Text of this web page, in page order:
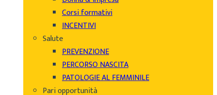
Corsi formativi
INCENTIVI
Salute
PREVENZIONE
PERCORSO NASCITA
PATOLOGIE AL FEMMINILE
Pari opportunità